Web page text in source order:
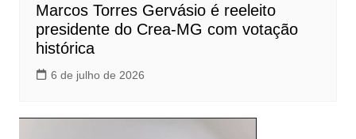
Marcos Torres Gervásio é reeleito
presidente do Crea-MG com votação
histórica
6 de julho de 2026